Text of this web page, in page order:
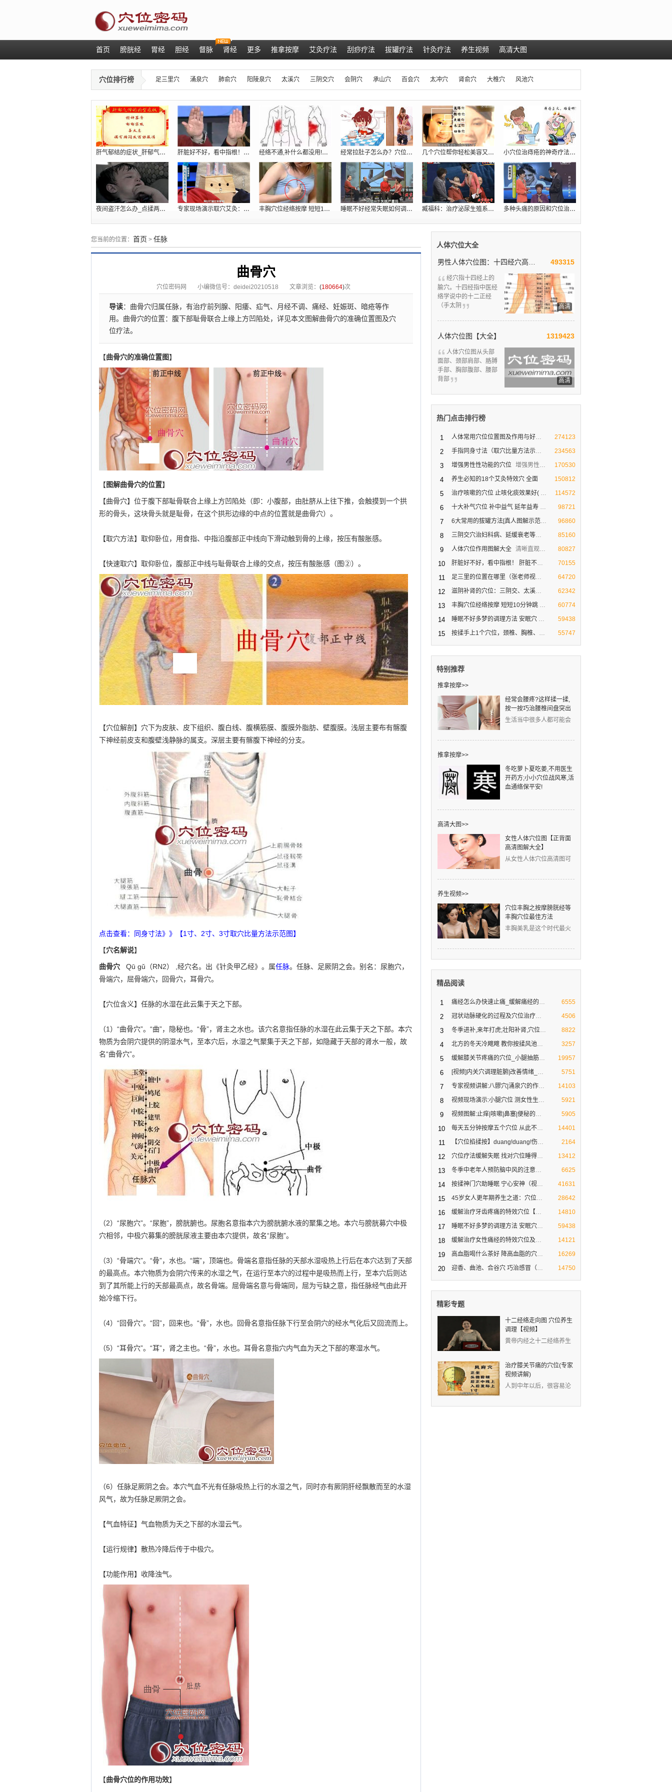
首页 膀胱经 胃经 胆经 督脉 肾经 更多 推拿按摩 艾灸疗法 刮痧疗法 拔罐疗法 针灸疗法 养生视频 高清大图
穴位排行榜 足三里穴 涌泉穴 肺俞穴 阳陵泉穴 太溪穴 三阴交穴 会阴穴 承山穴 百会穴 太冲穴 肾俞穴 大椎穴 风池穴
肝气郁结的症状_肝郁气滞吃什么_肝火旺 肝脏好不好，看中指根！ 肝脏不好的症状 经络不通,补什么都没用!只用一招:经络 经常拉肚子怎么办？穴位密码抓住根本给你 几个穴位帮你轻松美容又减肥（瘦肚腩） 小穴位治痔疮的神奇疗法【十人九痔，先收
夜间盗汗怎么办_点揉两个穴位巧治肾虚 专家现场演示取穴艾灸：调理胃痛、五更泻 丰胸穴位经络按摩 短短10分钟跳两罩杯[ 睡眠不好经常失眠如何调理_穴位提高睡 臧福科：治疗泌尿生殖系统疾病的五大穴位 多种头痛的原因和穴位治疗方法
您当前的位置： 首页 > 任脉
曲骨穴
穴位密码网 小编微信号：deidei20210518 文章浏览： (180664)次
导读：曲骨穴归属任脉，有治疗前列腺、阳痿、疝气、月经不调、痛经、妊娠斑、暗疮等作
用。曲骨穴的位置：腹下部耻骨联合上缘上方凹陷处，详见本文图解曲骨穴的准确位置图及穴
位疗法。
【曲骨穴的准确位置图】
【图解曲骨穴的位置】
【曲骨穴】位于腹下部耻骨联合上缘上方凹陷处（即：小腹部，由肚脐从上往下推，会触摸到一个拱
形的骨头，这块骨头就是耻骨，在这个拱形边缘的中点的位置就是曲骨穴）。
【取穴方法】取仰卧位，用食指、中指沿腹部正中线向下滑动触到骨的上缘，按压有酸胀感。
【快速取穴】取仰卧位，腹部正中线与耻骨联合上缘的交点，按压有酸胀感（图②）。
【穴位解剖】穴下为皮肤、皮下组织、腹白线、腹横筋膜、腹膜外脂肪、壁腹膜。浅层主要布有髂腹
下神经前皮支和腹壁浅静脉的属支。深层主要有髂腹下神经的分支。
点击查看：同身寸法》》【1寸、2寸、3寸取穴比量方法示范图】
【穴名解说】
曲骨穴 Qū gǔ（RN2） ,经穴名。出《针灸甲乙经》。属任脉。任脉、足厥阴之会。别名：尿胞穴，
骨端穴，屈骨端穴，回骨穴，耳骨穴。
【穴位含义】任脉的水湿在此云集于天之下部。
（1）“曲骨穴”。“曲”，隐秘也。“骨”，肾主之水也。该穴名意指任脉的水湿在此云集于天之下部。本穴
物质为会阴穴提供的阴湿水气，至本穴后，水湿之气聚集于天之下部，如隐藏于天部的肾水一般，故
名“曲骨穴”。
（2）“尿胞穴”。“尿胞”，膀胱腑也。尿胞名意指本穴为膀胱腑水液的聚集之地。本穴与膀胱募穴中极
穴相邻，中极穴募集的膀胱尿液主要由本穴提供，故名“尿胞”。
（3）“骨端穴”。“骨”，水也。“端”，顶端也。骨端名意指任脉的天部水湿吸热上行后在本穴达到了天部
的最高点。本穴物质为会阴穴传来的水湿之气，在运行至本穴的过程中是吸热而上行，至本穴后则达
到了其所能上行的天部最高点，故名骨端。屈骨端名意与骨端同，屈为亏缺之意，指任脉经气由此开
始冷缩下行。
（4）“回骨穴”。“回”，回来也。“骨”，水也。回骨名意指任脉下行至会阴穴的经水气化后又回流而上。
（5）“耳骨穴”。“耳”，肾之主也。“骨”，水也。耳骨名意指穴内气血为天之下部的寒湿水气。
（6）任脉足厥阴之会。本穴气血不光有任脉吸热上行的水湿之气，同时亦有厥阴肝经飘散而至的水湿
风气，故为任脉足厥阴之会。
【气血特征】气血物质为天之下部的水湿云气。
【运行规律】散热冷降后传于中极穴。
【功能作用】收降浊气。
【曲骨穴位的作用功效】
人体穴位大全
493315
高清
经穴指十四经上的
腧穴。十四经指中医经
络学说中的十二正经
（手太阴
人体穴位图【大全】 1319423
高清
人体穴位图从头部
面部、颈部肩部、胳膊
手部、胸部腹部、腰部
背部
热门点击排行榜
1 人体常用穴位位置图及作用与好处 人体十大要穴图解
274123
2 手指同身寸法（取穴比量方法示范图 同身寸定位法（取穴比量方法示范图）
234563
3 增强男性性功能的穴位 增强男性性功能的穴位 170530
4 养生必知的18个艾灸特效穴 全面 150812
5 治疗咳嗽的穴位 止咳化痰效果好( 治疗咳嗽的穴位 止咳化痰效果非常好(视频图解)
114572
6 十大补气穴位 补中益气 延年益寿 人体十大补气穴位
98721
7 6大常用的拔罐方法[真人图解示范真人图解示 常见的范拔罐方法
96860
8 三阴交穴治妇科病、延缓衰老等作 三阴交穴治妇科病、延缓衰老等作用（视频图
85160
9 人体穴位作用图解大全 清晰直观的人体穴位作用【图解大全】 80827
10 肝脏好不好，看中指根！ 肝脏不好的 肝脏好不好，看中指根！ 肝脏不好的症状
70155
11 足三里的位置在哪里（张老师视频图 揉按足三里穴滋补养胃 促食欲(张老师视频图
64720
12 滋阴补肾的穴位：三阴交、太溪、照 人体神秘的三角区 滋阴补肾的穴位
62342
13 丰胸穴位经络按摩 短短10分钟跳 神奇的经络丰胸穴位按摩[视频]
60774
14 睡眠不好多梦的调理方法 安眠穴 睡眠不好多梦的调理方法 安眠穴助睡眠
59438
15 按揉手上1个穴位，颈椎、胸椎、腰 按揉手上1个穴位，颈椎、胸椎、腰椎就不疼
55747
特别推荐
推拿按摩>>
经常会腰疼?这样揉一揉,
按一按巧治腰椎间盘突出
生活当中很多人都可能会
推拿按摩>>
冬吃萝卜夏吃姜,不用医生
开药方;小小穴位战风寒,活
血通络保平安!
高清大图>>
女性人体穴位图【正背面
高清图解大全】
从女性人体穴位高清图可
养生视频>>
穴位丰胸之按摩膀胱经等
丰胸穴位最佳方法
丰胸美乳是这个时代最火
精品阅读
1 痛经怎么办快速止痛_缓解痛经的穴 痛经●妇科疾病不担心-按摩祛病好心情
6555
2 冠状动脉硬化的过程及穴位治疗方法 人到30岁以后，你的心脏就开始不想“工作”
4506
3 冬季进补,来年打虎;壮阳补肾,穴位冬季壮阳补肾不一定要吃药,用好这些免费的方
8822
4 北方的冬天冷飕飕 教你按揉风池穴 教你三招预防贼风偷袭 防治头痛头晕
3257
5 缓解膝关节疼痛的穴位_小腿抽筋急 缓解治疗腿脚疼痛的穴位及养生方法[专家视频
19957
6 [视频]内关穴调理脏腑|改善情绪_桂 内关穴:调理脏腑 改善不良情绪
5751
7 专家视频讲解:八髎穴|涌泉穴的作用 八髎穴|涌泉穴补益肾气
14103
8 视频现场演示:小腿穴位 测女性生理 按压小腿上的脾经穴位 揭秘女性青春密码
5921
9 视频图解:止痒|咳嗽|鼻塞|便秘的常 [向穴位要健康]刘教授现场演示:按摩穴位可以
5905
10 每天五分钟按摩五个穴位 从此不再 穴位按摩治疗打呼噜
14401
11 【穴位掐揉按】duang!duang!伤风感 【穴位掐揉按】duang duang!伤风感冒就这
2164
12 穴位疗法缓解失眠 找对穴位睡得香 穴位疗法缓解失眠 找对穴位睡得香
13412
13 冬季中老年人预防脑中风的注意方法 冬季中老年人预防脑中风的注意方法和穴位
6625
14 按揉神门穴助睡眠 宁心安神（视频图 按揉神门穴助睡眠 宁心安神（视频图解）
41631
15 45岁女人更年期养生之道：穴位按摩 女人保养秘诀
28642
16 缓解治疗牙齿疼痛的特效穴位【按摩 牙齿疼痛难忍 如何缓解 求偏方
14810
17 睡眠不好多梦的调理方法 安眠穴助 睡眠不好多梦的调理方法 安眠穴助睡眠
59438
18 缓解治疗女性痛经的特效穴位及小偏 穴位按摩缓解治疗女性痛经
14121
19 高血脂喝什么茶好 降高血脂的穴位 高血脂的治疗与饮食
16269
20 迎香、曲池、合谷穴 巧治感冒（专家 迎香、曲池、合谷穴 三个穴位巧治感冒
14750
精彩专题
十二经络走向图 穴位养生
调理【视频】
黄帝内经之十二经络养生
治疗膝关节痛的穴位(专家
视频讲解)
人到中年以后，很容易沦